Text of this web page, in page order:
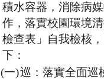
積水容器，消除病
作，落實校園環境
檢查表」自我檢核
下：
(一)巡：落實全面巡